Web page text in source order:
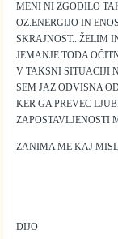
MENI NI ZGODILO
OZ.ENERGIJO IN
SKRAJNOST...ŽELIM
JEMANJE.TODA
V TAKSNI SITUACIJI
SEM JAZ ODVISNA
KER GA PREVEC
ZAPOSTAVLJENOSTI
ZANIMA ME KAJ
DIJO